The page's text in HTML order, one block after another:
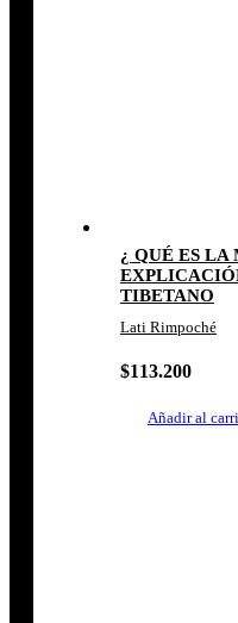
¿ QUÉ ES LA
TIBETANO
Lati Rimpoché
$113.200
Añadir al